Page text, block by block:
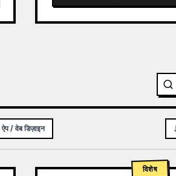
ऐप / वेब डिज़ाइन
विशेष